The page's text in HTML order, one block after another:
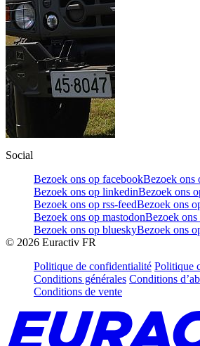
Social
Bezoek ons op facebookBezoek ons
Bezoek ons op linkedinBezoek ons
Bezoek ons op rss-feedBezoek ons
Bezoek ons op mastodonBezoek ons
Bezoek ons op blueskyBezoek ons
© 2026 Euractiv FR
Politique de confidentialité Politique
Conditions générales Conditions
Conditions de vente